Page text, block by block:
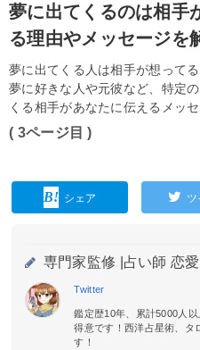
夢に出てくるのは相手
る理由やメッセージを
夢に出てくる人は相手が想って
夢に好きな人や元彼など、特定
くる相手があなたに伝えるメッ
( 3ページ目 )
シェア ツ
専門家監修 | 占い師 恋
Twitter
鑑定歴10年、累計5000人
得意です！西洋占星術、タ
す！